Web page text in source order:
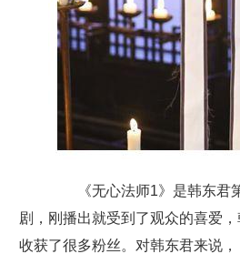
《无心法师1》是韩东君
剧，刚播出就受到了观众的喜爱
收获了很多粉丝。对韩东君来说